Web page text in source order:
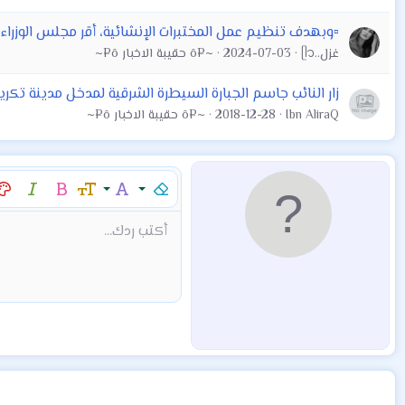
▫️وبهدف تنظيم عمل المختبرات الإنشائية، أقر مجلس
غزل..ᥫ᭡ 2024-07-03 ~¤ô حقيبة الاخبار ô¤~
زار النائب جاسم الجبارة السيطرة الشرقية لمدخل مدينة
Ibn AliraQ
2018-12-28 ~¤ô حقيبة الاخبار ô¤~
إزالة التنسيقعائلة الخط
Arial
Book Antiqua
Trebuchet MS
حجم الخط
9
10
26
غامق مائل
نص مخفي مضمن
إقتباسشراء المنتجMod:Alert
Mod:Warning
Mod:Infoإدراج خط أفقي
محتوى مخفي
كودأكتب ردك...